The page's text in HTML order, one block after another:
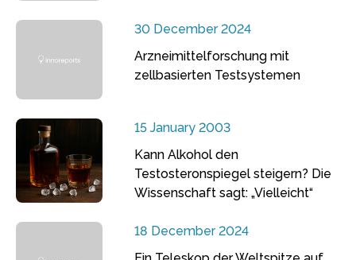
30 December 2024
Arzneimittelforschung mit
zellbasierten Testsystemen
15 January 2003
Kann Alkohol den
Testosteronspiegel steigern? Die
Wissenschaft sagt: „Vielleicht“
18 December 2024